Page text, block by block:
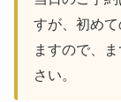
すが、初め
ますので、
さい。